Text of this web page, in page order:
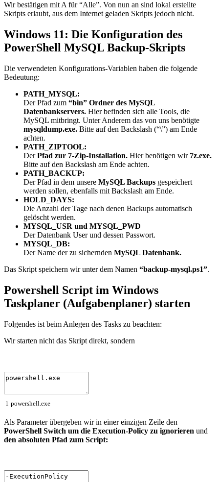
Wir bestätigen mit A für “Alle”. Von nun an sind lokal erstellte
Skripts erlaubt, aus dem Internet geladen Skripts jedoch nicht.
Windows 11: Die Konfiguration des
PowerShell MySQL Backup-Skripts
Die verwendeten Konfigurations-Variablen haben die folgende
Bedeutung:
PATH_MYSQL:
Der Pfad zum “bin” Ordner des MySQL
Datenbankservers. Hier befinden sich alle Tools, die
MySQL mitbringt. Unter Anderem das von uns benötigte
mysqldump.exe. Bitte auf den Backslash (“\”) am Ende
achten.
PATH_ZIPTOOL:
DerPfad zur 7-Zip-Installation. Hier benötigen wir 7z.exe.
Bitte auf den Backslash am Ende achten.
PATH_BACKUP:
Der Pfad in dem unsere MySQL Backups gespeichert
werden sollen, ebenfalls mit Backslash am Ende.
HOLD_DAYS:
Die Anzahl der Tage nach denen Backups automatisch
gelöscht werden.
MYSQL_USR und MYSQL_PWD
Der Datenbank User und dessen Passwort.
MYSQL_DB:
Der Name der zu sichernden MySQL Datenbank.
Das Skript speichern wir unter dem Namen “backup-mysql.ps1”.
Powershell Script im Windows
Taskplaner (Aufgabenplaner) starten
Folgendes ist beim Anlegen des Tasks zu beachten:
Wir starten nicht das Skript direkt, sondern
1 powershell exe
Als Parameter übergeben wir in einer einzigen Zeile den
PowerShell Switch um die Execution-Policy zu ignorieren und
den absoluten Pfad zum Script: